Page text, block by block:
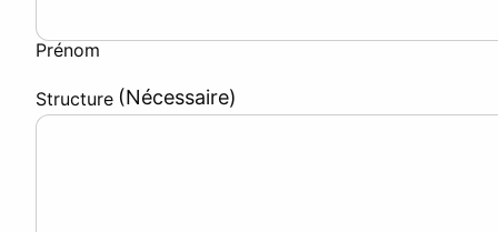
Prénom
Structure (Nécessaire)